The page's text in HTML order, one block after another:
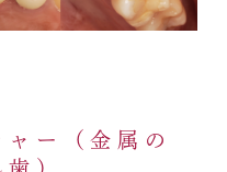
ー（金属の